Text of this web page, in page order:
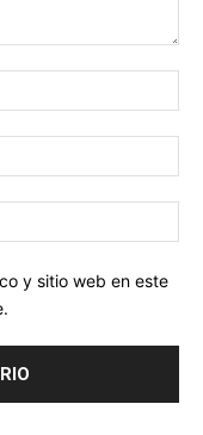
y sitio web en este